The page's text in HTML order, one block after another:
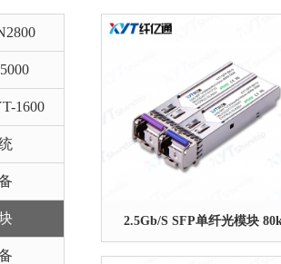
1600
2.5Gb/S SFP单纤光模块